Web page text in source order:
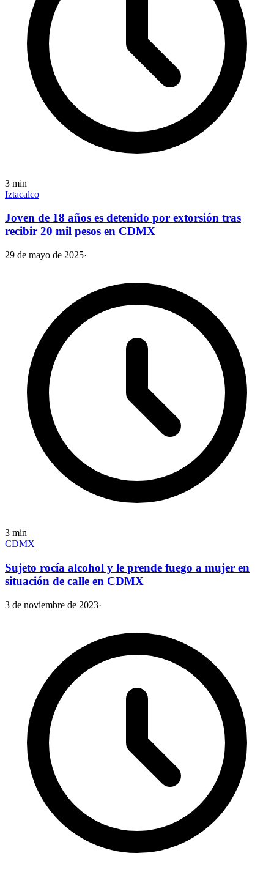
3 min
Iztacalco
Joven de 18 años es detenido por extorsión tras
recibir 20 mil pesos en CDMX
29 de mayo de 2025·
3 min
CDMX
Sujeto rocía alcohol y le prende fuego a mujer en
situación de calle en CDMX
3 de noviembre de 2023·